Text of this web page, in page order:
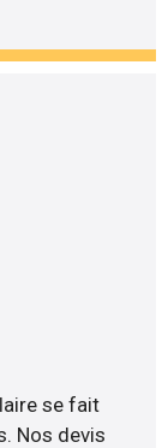
se fait
Nos devis